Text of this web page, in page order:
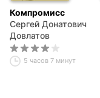
Компромисс
Сергей Донатович
Довлатов
5 часов 7 минут